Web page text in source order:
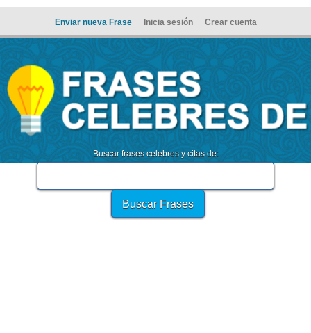
Enviar nueva Frase Inicia sesión Crear cuenta
Buscar frases celebres y citas de: